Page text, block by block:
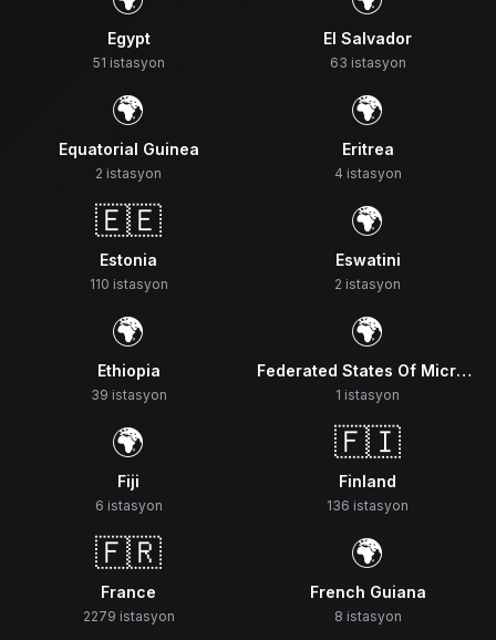
Egypt
51 istasyon
El Salvador
63 istasyon
🌍
Equatorial Guinea
2 istasyon
🌍
Eritrea
4 istasyon
🇪🇪
Estonia
110 istasyon
🌍
Eswatini
2 istasyon
🌍
Ethiopia
39 istasyon
🌍
Federated States Of Micronesia
1 istasyon
🌍
Fiji
6 istasyon
🇫🇮
Finland
136 istasyon
🇫🇷
France
2279 istasyon
🌍
French Guiana
8 istasyon